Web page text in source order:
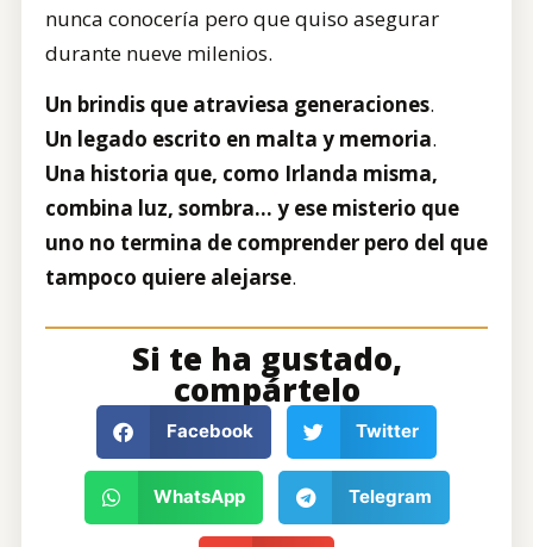
nunca conocería pero que quiso asegurar
durante nueve milenios.
Un brindis que atraviesa generaciones.
Un legado escrito en malta y memoria.
Una historia que, como Irlanda misma,
combina luz, sombra… y ese misterio que
uno no termina de comprender pero del que
tampoco quiere alejarse.
Si te ha gustado,
compártelo
Facebook Twitter
WhatsApp Telegram